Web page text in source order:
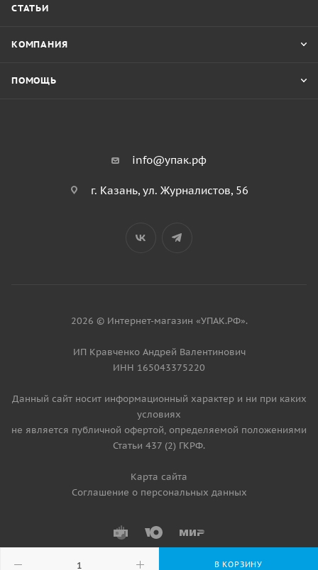
В КОРЗИНУ
СТАТЬИ
КОМПАНИЯ
ПОМОЩЬ
info@упак.рф
г. Казань, ул. Журналистов, 56
2026 © Интернет-магазин «УПАК.РФ».
ИП Кравченко Андрей Валентинович
ИНН 165043375220
Данный сайт носит информационный характер и ни при каких
условиях
не является публичной офертой, определяемой положениями
Статьи 437 (2) ГКРФ.
Карта сайта
Соглашение о персональных данных